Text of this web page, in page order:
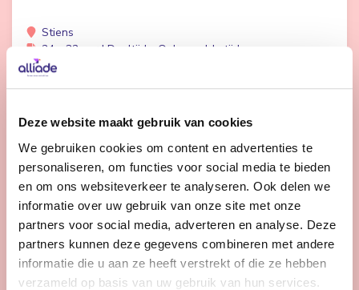
Deze website maakt gebruik van cookies
We gebruiken cookies om content en advertenties te
personaliseren, om functies voor social media te bieden
en om ons websiteverkeer te analyseren. Ook delen we
informatie over uw gebruik van onze site met onze
partners voor social media, adverteren en analyse. Deze
partners kunnen deze gegevens combineren met andere
informatie die u aan ze heeft verstrekt of die ze hebben
verzameld op basis van uw gebruik van hun services.
Stiens
24 - 32 uur | Deeltijds, Onbepaalde tijd
Wil jij het verschil maken voor cliënten met complexe
locaties. Samen kijken wij welke locatie voor jou de
beste match is. We kijken uit naar je komst.
Bekijk vacature
Vorige 1 2 3 Volgende